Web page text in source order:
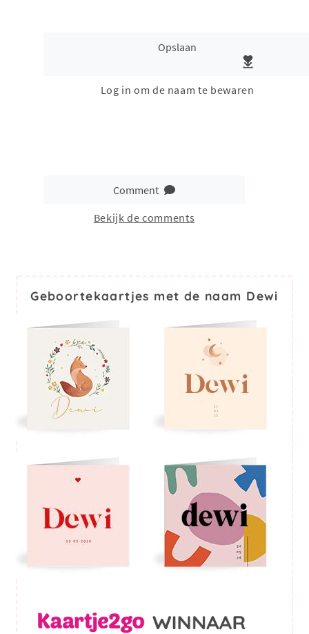
Opslaan
Log in om de naam te bewaren
Comment
Bekijk de comments
Geboortekaartjes met de naam Dewi